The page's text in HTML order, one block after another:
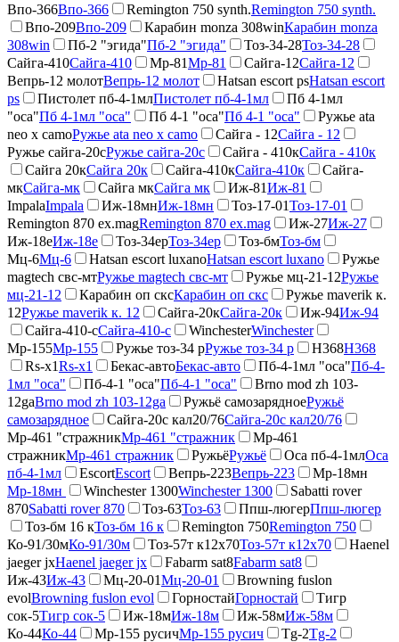
Впо-366Впо-366 Remington 750 synth.Remington 750 synth.
Впо-209Впо-209 Карабин monza 308winКарабин monza
308win
Пб-2 "эгида"Пб-2 "эгида" Тоз-34-28Тоз-34-28
Сайга-410Сайга-410 Мр-81Мр-81 Сайга-12Сайга-12
Вепрь-12 молотВепрь-12 молот Hatsan escort psHatsan escort
ps
Пистолет пб-4-1млПистолет пб-4-1мл
Пб 4-1мл
"оса"Пб 4-1мл "оса" Пб 4-1 "оса"Пб 4-1 "оса"
Ружье ata
neo x camoРужье ata neo x camo Сайга - 12Сайга - 12
Ружье сайга-20сРужье сайга-20с Сайга - 410кСайга - 410к
Сайга 20кСайга 20к Сайга-410кСайга-410к
Сайга-
мкСайга-мк Сайга мкСайга мк Иж-81Иж-81
ImpalaImpala Иж-18мнИж-18мн Тоз-17-01Тоз-17-01
Remington 870 ex.magRemington 870 ex.mag Иж-27Иж-27
Иж-18еИж-18е Тоз-34ерТоз-34ер Тоз-бмТоз-бм
Мц-6Мц-6 Hatsan escort luxanoHatsan escort luxano
Ружье
magtech свс-мтРужье magtech свс-мт Ружье мц-21-12Ружье
мц-21-12
Карабин оп сксКарабин оп скс
Ружье maverik к.
12Ружье maverik к. 12 Сайга-20кСайга-20к Иж-94Иж-94
Сайга-410-сСайга-410-с WinchesterWinchester
Мр-155Мр-155 Ружье тоз-34 рРужье тоз-34 р H368H368
Rs-x1Rs-x1 Бекас-автоБекас-авто Пб-4-1мл "оса"Пб-4-
1мл "оса"
Пб-4-1 "оса"Пб-4-1 "оса"
Brno mod zh 103-
12gaBrno mod zh 103-12ga Ружьё самозарядноеРужьё
самозарядное
Сайга-20с кал20/76Сайга-20с кал20/76
Мр-461 "стражникМр-461 "стражник
Мр-461
стражникМр-461 стражник РужьёРужьё Оса пб-4-1млОса
пб-4-1мл
EscortEscort Вепрь-223Вепрь-223
Мр-18мн
Мр-18мн
Winchester 1300Winchester 1300
Sabatti rover
870Sabatti rover 870 Тоз-63Тоз-63 Ппш-люгерПпш-люгер
Тоз-бм 16 кТоз-бм 16 к Remington 750Remington 750
Ко-91/30мКо-91/30м Тоз-57т к12х70Тоз-57т к12х70
Haenel
jaeger jxHaenel jaeger jx Fabarm sat8Fabarm sat8
Иж-43Иж-43 Мц-20-01Мц-20-01
Browning fuslon
evolBrowning fuslon evol ГорностайГорностай
Тигр
сок-5Тигр сок-5 Иж-18мИж-18м Иж-58мИж-58м
Ко-44Ко-44 Мр-155 русичМр-155 русич Tg-2Tg-2